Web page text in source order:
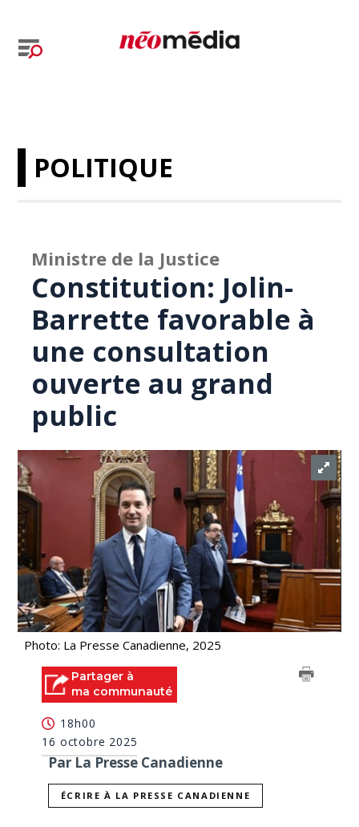
POLITIQUE
Ministre de la Justice
Constitution: Jolin-
Barrette favorable à
une consultation
ouverte au grand
public
Photo: La Presse Canadienne, 2025
Partager à
ma communauté
18h00
16 octobre 2025
Par La Presse Canadienne
ÉCRIRE À LA PRESSE CANADIENNE